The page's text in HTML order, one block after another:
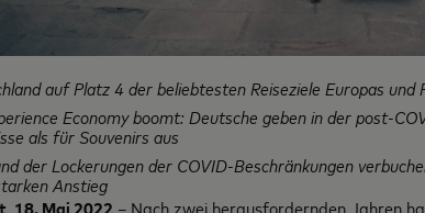
auf Platz 4 der beliebtesten Reiseziele Europas
Economy boomt: Deutsche geben in der post-
als für Souvenirs aus
der Lockerungen der COVID-Beschränkungen
Anstieg
18. Mai 2022 – Nach zwei herausfordernden Jahren